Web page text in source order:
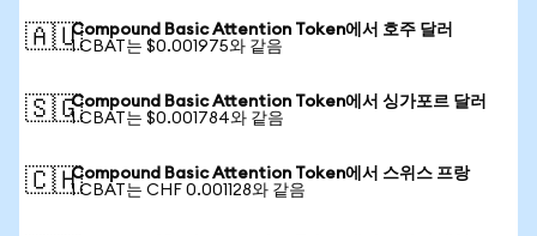
🇦🇺Compound Basic Attention Token에서 호주 달러
1 CBAT는 $0.001975와 같음
🇸🇬Compound Basic Attention Token에서 싱가포르 달러
1 CBAT는 $0.001784와 같음
🇨🇭Compound Basic Attention Token에서 스위스 프랑
1 CBAT는 CHF 0.001128와 같음